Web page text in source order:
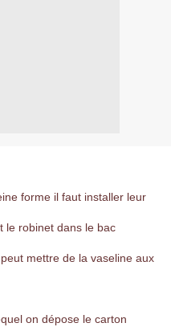
forme il faut installer leur
le robinet dans le bac
mettre de la vaseline aux
on dépose le carton